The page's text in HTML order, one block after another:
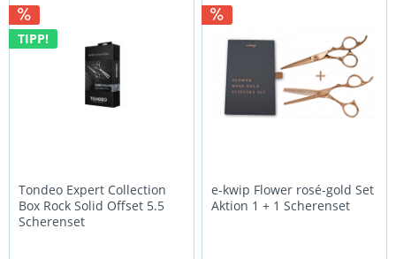
TIPP!
Tondeo Expert Collection
Box Rock Solid Offset 5.5
Scherenset
e-kwip Flower rosé-gold Set
Aktion 1 + 1 Scherenset